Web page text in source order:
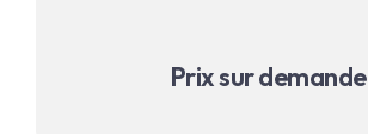
Prix sur demande